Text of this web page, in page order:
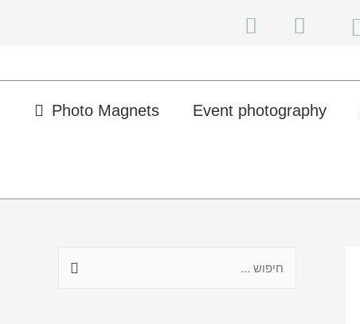
Event photography
Photo Magnets